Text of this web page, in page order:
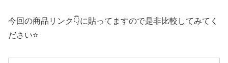
今回の商品リンク👇に貼ってますので是非比較してみてく
ださい⭐